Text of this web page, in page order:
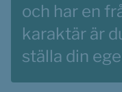
och har en
ställa din